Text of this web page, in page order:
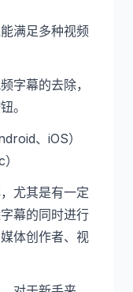
满足多种视频
字幕的去除，
。
、iOS）
尤其是有一定
幕的同时进行
体创作者、视